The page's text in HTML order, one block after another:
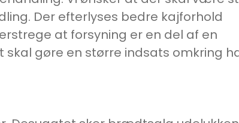
Der efterlyses bedre kajforhold
at forsyning er en del af en
gøre en større indsats omkring